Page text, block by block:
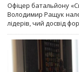
Офіцер батальйону
Володимир Ращук
лідерів, чий досвід